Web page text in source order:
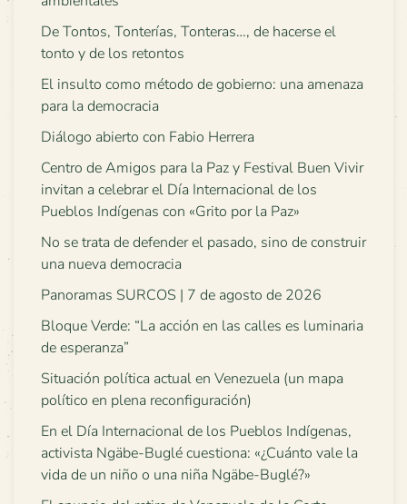
De Tontos, Tonterías, Tonteras…, de hacerse el
tonto y de los retontos
El insulto como método de gobierno: una amenaza
para la democracia
Diálogo abierto con Fabio Herrera
Centro de Amigos para la Paz y Festival Buen Vivir
invitan a celebrar el Día Internacional de los
Pueblos Indígenas con «Grito por la Paz»
No se trata de defender el pasado, sino de construir
una nueva democracia
Panoramas SURCOS | 7 de agosto de 2026
Bloque Verde: “La acción en las calles es luminaria
de esperanza”
Situación política actual en Venezuela (un mapa
político en plena reconfiguración)
En el Día Internacional de los Pueblos Indígenas,
activista Ngäbe-Buglé cuestiona: «¿Cuánto vale la
vida de un niño o una niña Ngäbe-Buglé?»